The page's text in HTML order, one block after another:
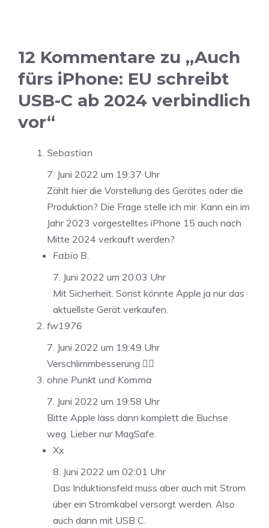
12 Kommentare zu „Auch
fürs iPhone: EU schreibt
USB-C ab 2024 verbindlich
vor“
Sebastian
7. Juni 2022 um 19:37 Uhr
Zählt hier die Vorstellung des Gerätes oder die
Produktion? Die Frage stelle ich mir. Kann ein im
Jahr 2023 vorgestelltes iPhone 15 auch nach
Mitte 2024 verkauft werden?
Fabio B.
7. Juni 2022 um 20:03 Uhr
Mit Sicherheit. Sonst könnte Apple ja nur das
aktuellste Gerät verkaufen.
fw1976
7. Juni 2022 um 19:49 Uhr
Verschlimmbesserung 🤦‍♂️
ohne Punkt und Komma
7. Juni 2022 um 19:58 Uhr
Bitte Apple lass dann komplett die Buchse
weg. Lieber nur MagSafe.
Xx
8. Juni 2022 um 02:01 Uhr
Das Induktionsfeld muss aber auch mit Strom
über ein Stromkabel versorgt werden. Also
auch dann mit USB C.